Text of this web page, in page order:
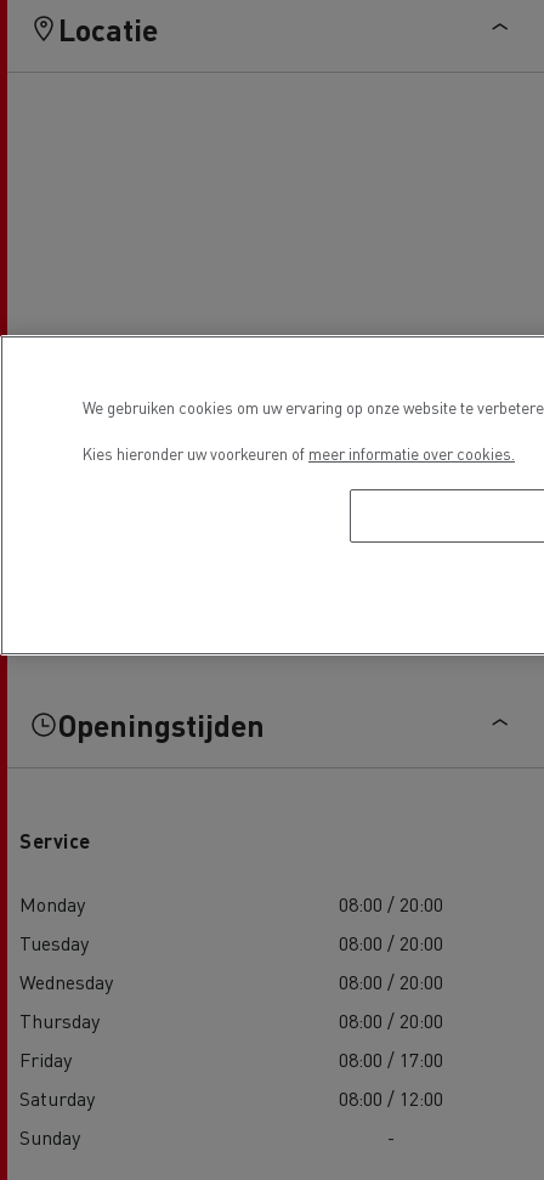
Locatie
Openingstijden
Service
Monday
08:00 / 20:00
Tuesday
08:00 / 20:00
Wednesday
08:00 / 20:00
Thursday
08:00 / 20:00
Friday
08:00 / 17:00
Saturday
08:00 / 12:00
Sunday
-
We gebruiken cookies om uw ervaring op onze website te
Kies hieronder uw voorkeuren of meer informatie over cookies.